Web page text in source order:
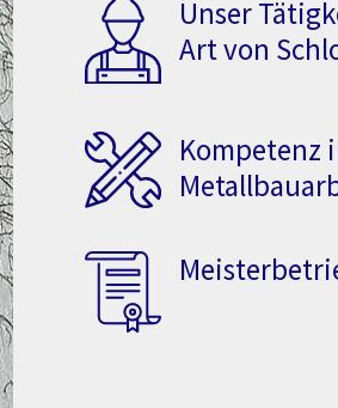
Unser
Art von
Kompetenz